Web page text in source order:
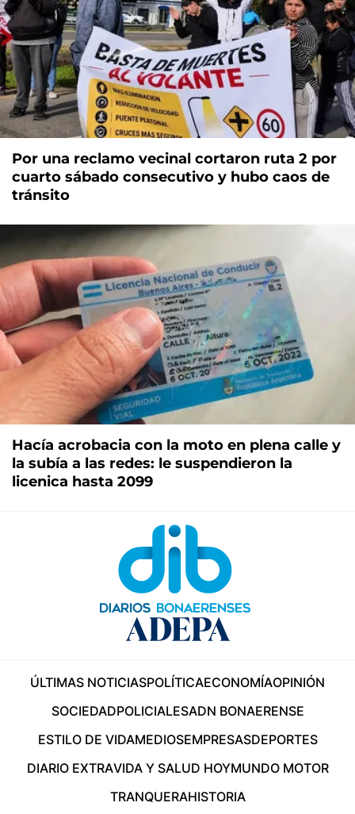
Por una reclamo vecinal cortaron ruta 2 por
cuarto sábado consecutivo y hubo caos de
tránsito
Hacía acrobacia con la moto en plena calle y
la subía a las redes: le suspendieron la
licenica hasta 2099
ÚLTIMAS NOTICIASPOLÍTICAECONOMÍAOPINIÓN
SOCIEDADPOLICIALESADN BONAERENSE
ESTILO DE VIDAMEDIOSEMPRESASDEPORTES
DIARIO EXTRAVIDA Y SALUD HOYMUNDO MOTOR
TRANQUERAHISTORIA